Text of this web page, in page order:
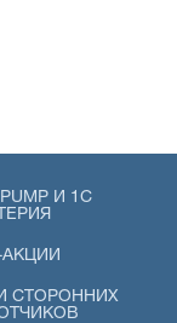
И 1С
СТОРОННИХ